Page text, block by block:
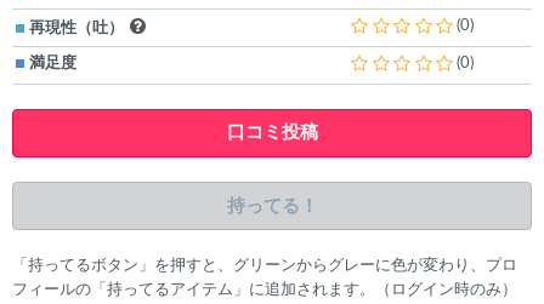
再現性（吐） (0)
満足度 (0)
口コミ投稿
持ってる！
「持ってるボタン」を押すと、グリーンからグレーに色が変わり、プロ
フィールの「持ってるアイテム」に追加されます。（ログイン時のみ）